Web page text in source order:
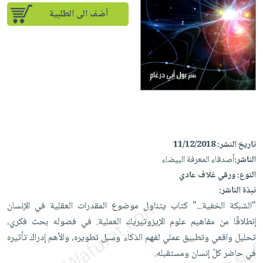
إختياراتنا
كتب
أكاديمية
صندوق
القراءة
iKitab
بلا
حدود
أسئلة
يتكرر
على
Android
تحميل
iKitab
على
Apple
أسئلة
يتكرر
طرحها
تحميل
masmu3
على
masmu3
على
Apple
المواضيع
الأكثر
مبيعاً
وسائل
تعليمية
جوائز
تعليمية
الصحة
والعناية
الشخصية
جديد
العناية
الشخصية
العناية
وتصفيف
الشعر
العناية
بالجسم
المطبخ
والسفرة
جديد
الكل
أواني
الطهي
أدوات
متجر
الهدايا
أقسام
أضف الى الطلبية
تاريخ النشر:11/12/2018
الناشر:أصدقاء المعرفة البيضاء
النوع:ورقي غلاف عادي
نبذة الناشر:
‏"الشبكة الخفية..." كتاب يتناول موضوع المقدرات العقلية في الإنسان
إنطلاقًا من مفاهيم علوم ‏الإيزوتيريك العملية. في فصوله بحث فكري،
تحليل واقعي وتطبيق عملي لفهم الذكاء وسبل تطويره، ‏والأهم إدراك تأثيره
في حاضر كلّ إنسان ومستقبله.‏ ‎